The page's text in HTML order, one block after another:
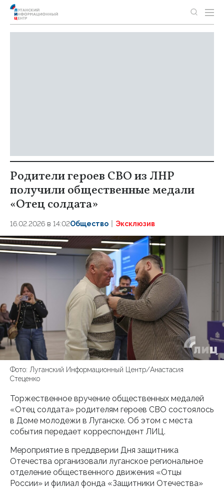
Родители героев СВО из ЛНР
получили общественные медали
«Отец солдата»
16.02.2026 в 14:02Общество Эксклюзив
Фото: Луганский Информационный Центр/Анастасия
Стеценко
Торжественное вручение общественных медалей
«Отец солдата» родителям героев СВО состоялось
в Доме молодежи в Луганске. Об этом с места
события передает корреспондент ЛИЦ.
Мероприятие в преддверии Дня защитника
Отечества организовали луганское региональное
отделение общественного движения «Отцы
России» и филиал фонда «Защитники Отечества»